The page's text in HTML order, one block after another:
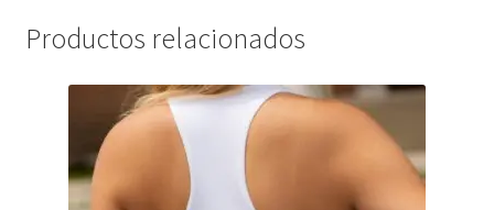
Productos relacionados